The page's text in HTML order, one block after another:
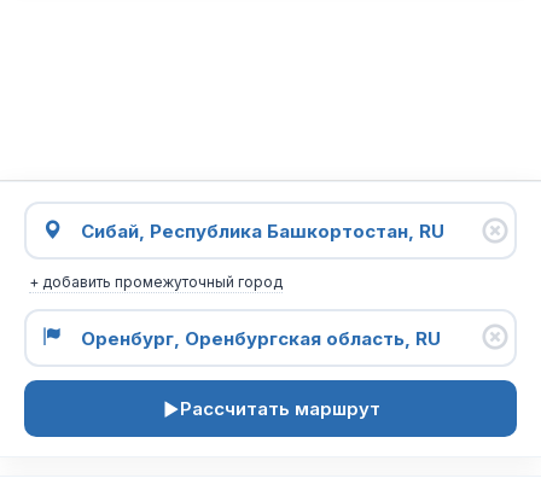
+ добавить промежуточный город
Рассчитать маршрут